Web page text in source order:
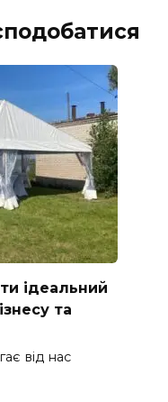
ідеальний
та
від нас